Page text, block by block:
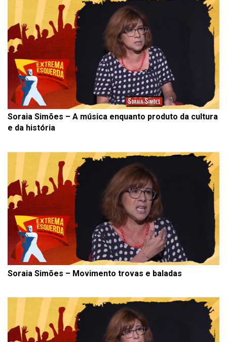
Soraia Simões – A música enquanto produto da cultura
e da história
Soraia Simões – Movimento trovas e baladas